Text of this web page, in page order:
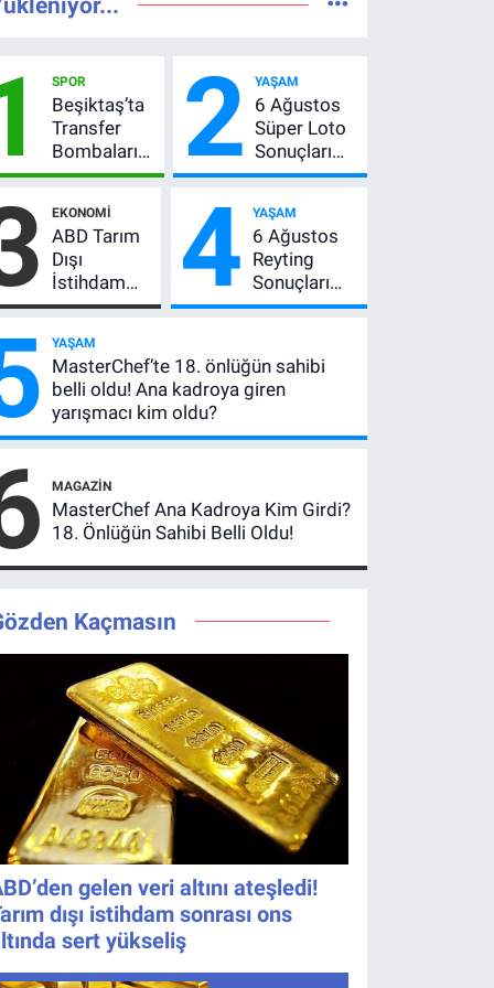
SPOR
Beşiktaş’ta
Transfer
Bombaları
Peş Peşe!
Vlahovic’i
Açıkladı, 5
Yıldız Daha
Listede
2 YAŞAM
6 Ağustos
Süper Loto
Sonuçları
Açıklandı!
TL’lik Çekiliş
EKONOMI
ABD Tarım
Dışı
İstihdam
Verisi Altını
Etkiler? Çok
Basit
Anlatımla
Rehber
4 YAŞAM
6 Ağustos
Reyting
Sonuçları
Açıklandı!
Muhtemel
Aşk,
Geride
YAŞAM
MasterChef’te 18. önlüğün sahibi
belli oldu! Ana kadroya giren
yarışmacı kim oldu?
MAGAZIN
MasterChef Ana Kadroya Kim Girdi?
18. Önlüğün Sahibi Belli Oldu!
Kaçmasın
gelen veri altını ateşledi!
dışı istihdam sonrası ons
sert yükseliş